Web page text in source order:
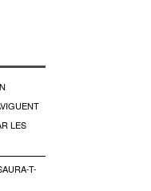
LES
T-